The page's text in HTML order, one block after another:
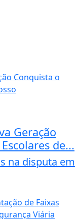
Geração
de...
na disputa em